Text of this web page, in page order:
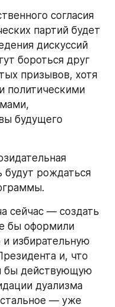
согласия
партий будет
дискуссий
бороться друг
призывов, хотя
политическими
будущего
будут рождаться
сейчас — создать
бы оформили
избирательную
и, что
бы действующую
дуализма
— уже